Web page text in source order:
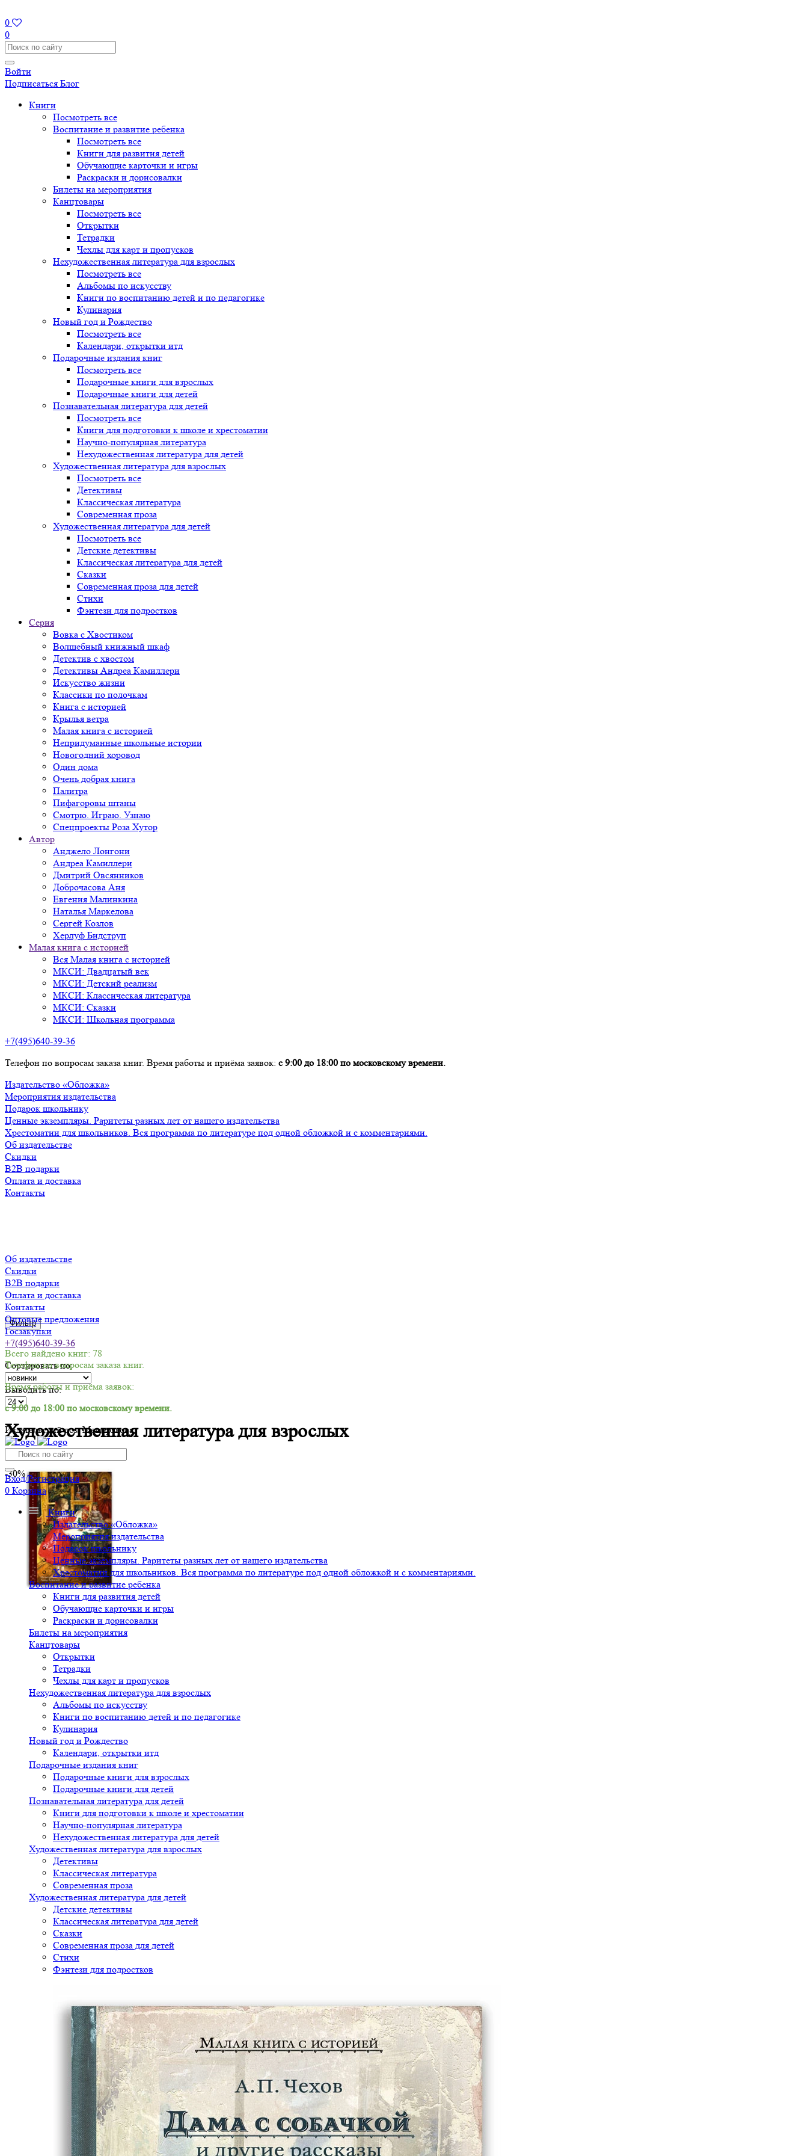
0
0
Войти
Подписаться Блог
Книги
Посмотреть все
Воспитание и развитие ребенка
Посмотреть все
Книги для развития детей
Обучающие карточки и игры
Раскраски и дорисовалки
Билеты на мероприятия
Канцтовары
Посмотреть все
Открытки
Тетрадки
Чехлы для карт и пропусков
Нехудожественная литература для взрослых
Посмотреть все
Альбомы по искусству
Книги по воспитанию детей и по педагогике
Кулинария
Новый год и Рождество
Посмотреть все
Календари, открытки итд
Подарочные издания книг
Посмотреть все
Подарочные книги для взрослых
Подарочные книги для детей
Познавательная литература для детей
Посмотреть все
Книги для подготовки к школе и хрестоматии
Научно-популярная литература
Нехудожественная литература для детей
Художественная литература для взрослых
Посмотреть все
Детективы
Классическая литература
Современная проза
Художественная литература для детей
Посмотреть все
Детские детективы
Классическая литература для детей
Сказки
Современная проза для детей
Стихи
Фэнтези для подростков
Серия
Вовка с Хвостиком
Волшебный книжный шкаф
Детектив с хвостом
Детективы Андреа Камиллери
Искусство жизни
Классики по полочкам
Книга с историей
Крылья ветра
Малая книга с историей
Непридуманные школьные истории
Новогодний хоровод
Один дома
Очень добрая книга
Палитра
Пифагоровы штаны
Смотрю. Играю. Узнаю
Спецпроекты Роза Хутор
Автор
Анджело Лонгони
Андреа Камиллери
Дмитрий Овсянников
Доброчасова Аня
Евгения Малинкина
Наталья Маркелова
Сергей Козлов
Херлуф Бидструп
Малая книга с историей
Вся Малая книга с историей
МКСИ: Двадцатый век
МКСИ: Детский реализм
МКСИ: Классическая литература
МКСИ: Сказки
МКСИ: Школьная программа
+7(495)640-39-36
Телефон по вопросам заказа книг. Время работы и приёма заявок: с 9:00 до 18:00 по московскому времени.
Издательство «Обложка»
Мероприятия издательства
Подарок школьнику
Ценные экземпляры. Раритеты разных лет от нашего издательства
Хрестоматии для школьников. Вся программа по литературе под одной обложкой и с комментариями.
Об издательстве
Скидки
B2B подарки
Оплата и доставка
Контакты
Об издательстве
Скидки
B2B подарки
Оплата и доставка
Контакты
Оптовые предложения
Госзакупки
+7(495)640-39-36
Телефон по вопросам заказа книг.
Время работы и приёма заявок:
с 9:00 до 18:00 по московскому времени.
Издательский дом Мещерякова
Вход/Регистрация
0 Корзина
Книги
Издательство «Обложка»
Мероприятия издательства
Подарок школьнику
Ценные экземпляры. Раритеты разных лет от нашего издательства
Хрестоматии для школьников. Вся программа по литературе под одной обложкой и с комментариями.
Воспитание и развитие ребенка
Книги для развития детей
Обучающие карточки и игры
Раскраски и дорисовалки
Билеты на мероприятия
Канцтовары
Открытки
Тетрадки
Чехлы для карт и пропусков
Нехудожественная литература для взрослых
Альбомы по искусству
Книги по воспитанию детей и по педагогике
Кулинария
Новый год и Рождество
Календари, открытки итд
Подарочные издания книг
Подарочные книги для взрослых
Подарочные книги для детей
Познавательная литература для детей
Книги для подготовки к школе и хрестоматии
Научно-популярная литература
Нехудожественная литература для детей
Художественная литература для взрослых
Детективы
Классическая литература
Современная проза
Художественная литература для детей
Детские детективы
Классическая литература для детей
Сказки
Современная проза для детей
Стихи
Фэнтези для подростков
Фильтр
Всего найдено книг: 78
Сортировать по:
Выводить по:
Художественная литература для взрослых
-30%